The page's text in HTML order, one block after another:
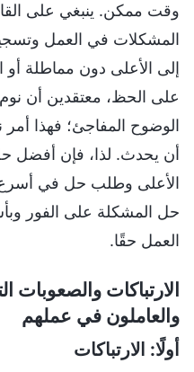
وقت ممكن. ينبغي على
المشكلات في العمل
إلى الأعلى دون مماطلة أو
على الحظ، معتقدين أن نوم
الوضوح المفاجئ؛ فهذا
أن يحدث. لذا، فإن أفضل
الأعلى وطلب حل في
حل المشكلة على الفور
العمل حقًا.
الارتباكات والصعوبات
والعاملون في عملهم
أولًا: الارتباكات